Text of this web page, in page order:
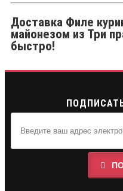
Доставка Филе
майонезом из Три
быстро!